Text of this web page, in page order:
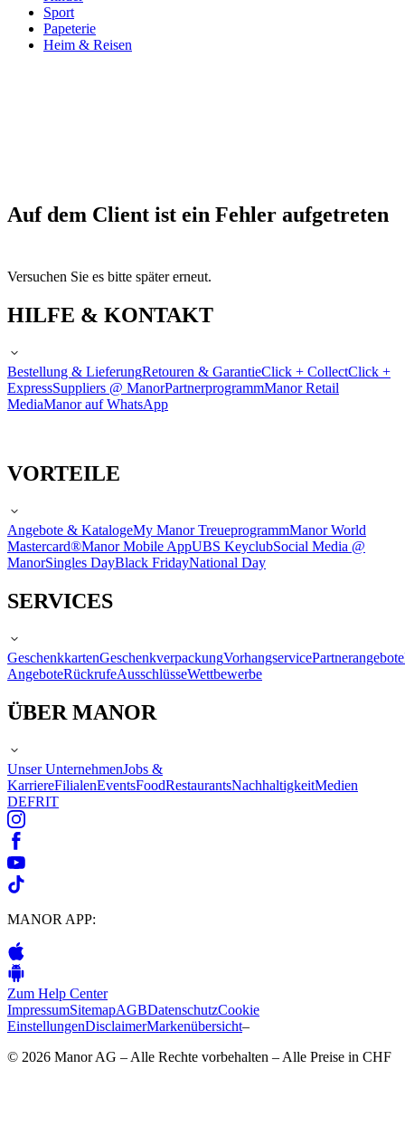
Sport
Papeterie
Heim & Reisen
Auf dem Client ist ein Fehler aufgetreten
Versuchen Sie es bitte später erneut.
HILFE & KONTAKT
Bestellung & LieferungRetouren & GarantieClick + CollectClick +
ExpressSuppliers @ ManorPartnerprogrammManor Retail
MediaManor auf WhatsApp
VORTEILE
Angebote & KatalogeMy Manor TreueprogrammManor World
Mastercard®Manor Mobile AppUBS KeyclubSocial Media @
ManorSingles DayBlack FridayNational Day
SERVICES
GeschenkkartenGeschenkverpackungVorhangservicePartnerangebote
AngeboteRückrufeAusschlüsseWettbewerbe
ÜBER MANOR
Unser UnternehmenJobs &
KarriereFilialenEventsFoodRestaurantsNachhaltigkeitMedien
DEFRIT
MANOR APP:
Zum Help Center
ImpressumSitemapAGBDatenschutzCookie
EinstellungenDisclaimerMarkenübersicht–
© 2026 Manor AG – Alle Rechte vorbehalten – Alle Preise in CHF